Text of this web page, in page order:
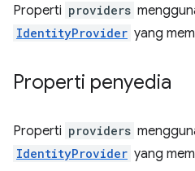
Properti providers
IdentityProvider yang
Properti penyedia
Properti providers
IdentityProvider yang